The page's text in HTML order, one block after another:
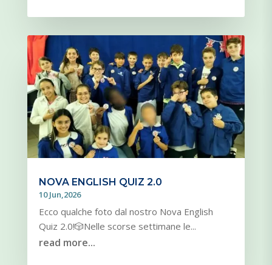
NOVA ENGLISH QUIZ 2.0
10 Jun,2026
Ecco qualche foto dal nostro Nova English
Quiz 2.0!🎲Nelle scorse settimane le...
read more...